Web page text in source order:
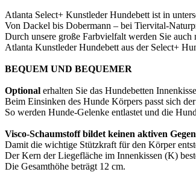
Atlanta Select+ Kunstleder Hundebett ist in
Von Dackel bis Dobermann – bei Tiervital-
Durch unsere große Farbvielfalt werden Sie
Atlanta Kunstleder Hundebett aus der Select+
BEQUEM UND BEQUEMER
Optional erhalten Sie das Hundebetten
Beim Einsinken des Hunde Körpers passt sich
So werden Hunde-Gelenke entlastet und die
Visco-Schaumstoff bildet keinen aktiven
Damit die wichtige Stützkraft für den Körper
Der Kern der Liegefläche im Innenkissen (K)
Die Gesamthöhe beträgt 12 cm.